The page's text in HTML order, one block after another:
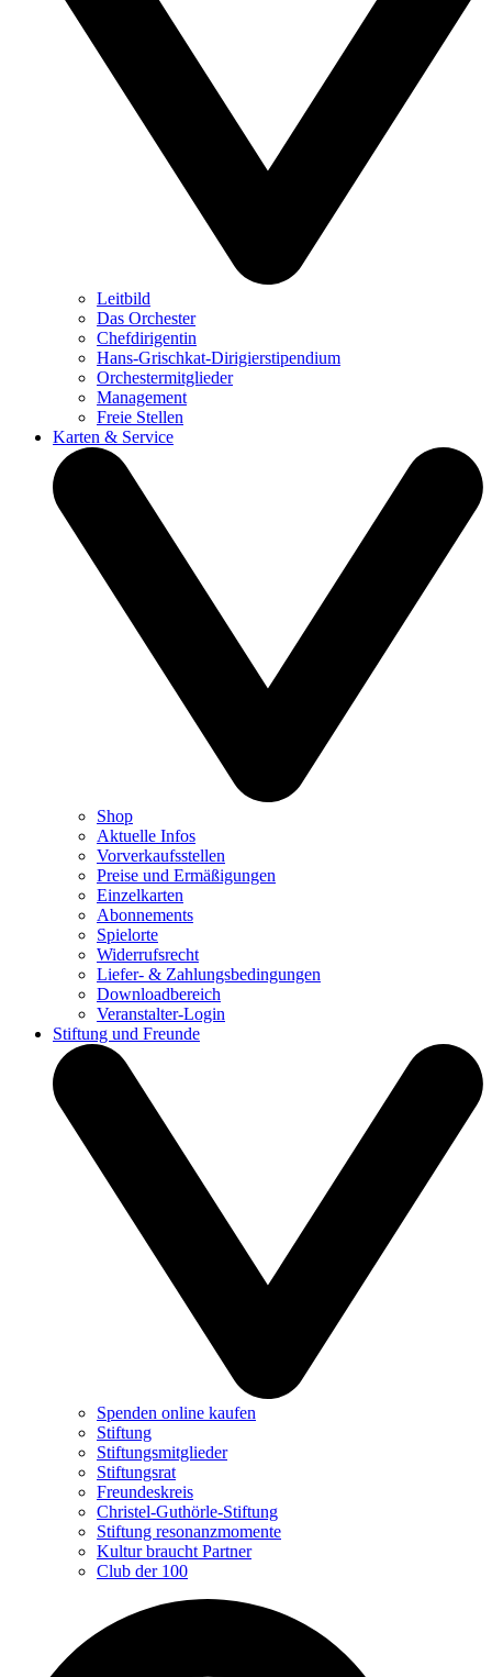
Leitbild
Das Orchester
Chefdirigentin
Hans-Grischkat-Dirigierstipendium
Orchestermitglieder
Management
Freie Stellen
Karten & Service
Shop
Aktuelle Infos
Vorverkaufsstellen
Preise und Ermäßigungen
Einzelkarten
Abonnements
Spielorte
Widerrufsrecht
Liefer- & Zahlungsbedingungen
Downloadbereich
Veranstalter-Login
Stiftung und Freunde
Spenden online kaufen
Stiftung
Stiftungsmitglieder
Stiftungsrat
Freundeskreis
Christel-Guthörle-Stiftung
Stiftung resonanzmomente
Kultur braucht Partner
Club der 100